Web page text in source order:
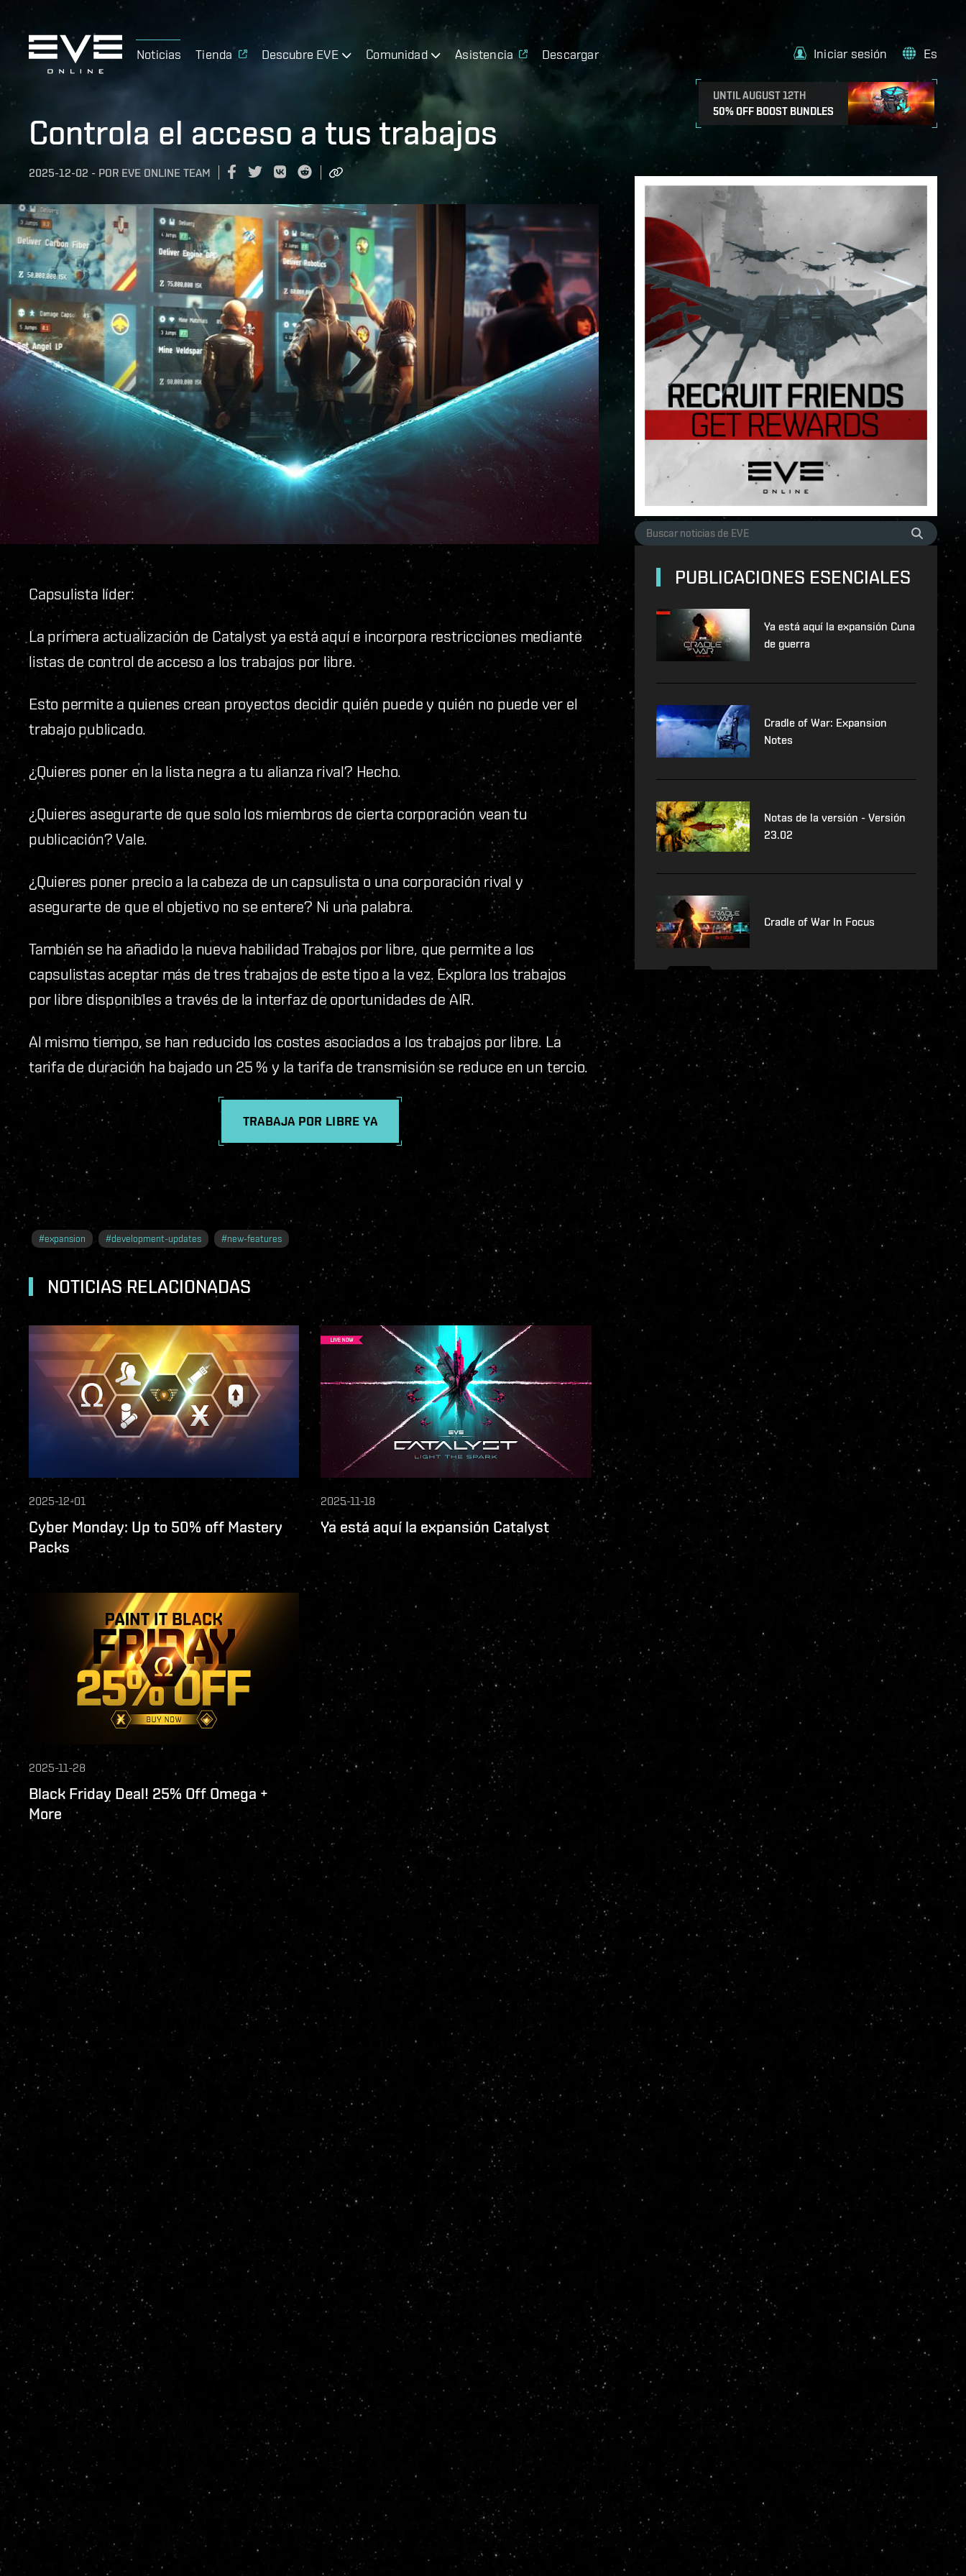
Noticias Tienda Descubre EVE Comunidad Asistencia Descargar
UNTIL AUGUST 12TH
50% OFF BOOST BUNDLES
Iniciar sesión Es
Controla el acceso a tus trabajos
2025-12-02 - POR EVE ONLINE TEAM
Capsulista líder:
La primera actualización de Catalyst ya está aquí e incorpora restricciones mediante
listas de control de acceso a los trabajos por libre.
Esto permite a quienes crean proyectos decidir quién puede y quién no puede ver el
trabajo publicado.
¿Quieres poner en la lista negra a tu alianza rival? Hecho.
¿Quieres asegurarte de que solo los miembros de cierta corporación vean tu
publicación? Vale.
¿Quieres poner precio a la cabeza de un capsulista o una corporación rival y
asegurarte de que el objetivo no se entere? Ni una palabra.
También se ha añadido la nueva habilidad Trabajos por libre, que permite a los
capsulistas aceptar más de tres trabajos de este tipo a la vez. Explora los trabajos
por libre disponibles a través de la interfaz de oportunidades de AIR.
Al mismo tiempo, se han reducido los costes asociados a los trabajos por libre. La
tarifa de duración ha bajado un 25 % y la tarifa de transmisión se reduce en un tercio.
TRABAJA POR LIBRE YA
#expansion #development-updates #new-features
NOTICIAS RELACIONADAS
2025-12-01
Cyber Monday: Up to 50% off Mastery
Packs
2025-11-18
Ya está aquí la expansión Catalyst
2025-11-28
Black Friday Deal! 25% Off Omega +
More
PUBLICACIONES ESENCIALES
Ya está aquí la expansión Cuna
de guerra
Cradle of War: Expansion
Notes
Notas de la versión - Versión
23.02
Cradle of War In Focus